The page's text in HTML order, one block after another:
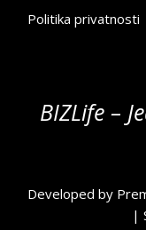
Politika privatnosti
BIZLife –
Developed by
|